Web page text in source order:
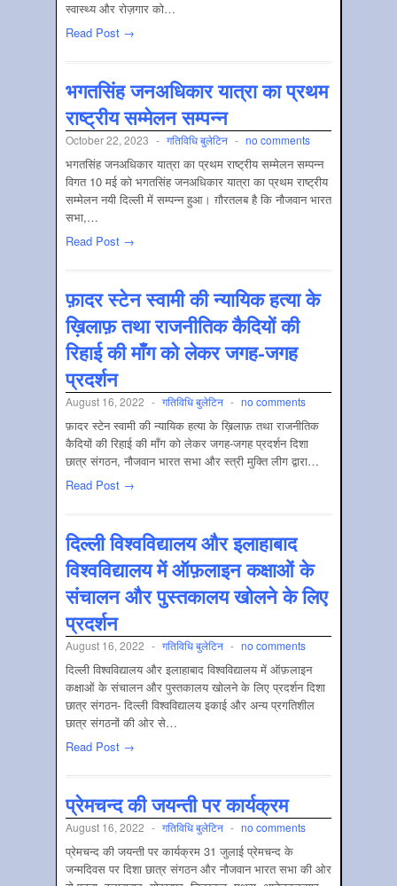
स्वास्थ्य और रोज़गार को…
Read Post →
भगतसिंह जनअधिकार यात्रा का प्रथम
राष्ट्रीय सम्मेलन सम्पन्न
October 22, 2023 - गतिविधि बुलेटिन - no comments
भगतसिंह जनअधिकार यात्रा का प्रथम राष्ट्रीय सम्मेलन सम्पन्न
विगत 10 मई को भगतसिंह जनअधिकार यात्रा का प्रथम राष्ट्रीय
सम्मेलन नयी दिल्ली में सम्पन्न हुआ। ग़ौरतलब है कि नौजवान भारत
सभा,…
Read Post →
फ़ादर स्टेन स्वामी की न्यायिक हत्या के
ख़िलाफ़ तथा राजनीतिक कैदियों की
रिहाई की माँग को लेकर जगह-जगह
प्रदर्शन
August 16, 2022 - गतिविधि बुलेटिन - no comments
फ़ादर स्टेन स्वामी की न्यायिक हत्या के ख़िलाफ़ तथा राजनीतिक
कैदियों की रिहाई की माँग को लेकर जगह-जगह प्रदर्शन दिशा
छात्र संगठन, नौजवान भारत सभा और स्त्री मुक्ति लीग द्वारा…
Read Post →
दिल्ली विश्वविद्यालय और इलाहाबाद
विश्वविद्यालय में ऑफ़लाइन कक्षाओं के
संचालन और पुस्तकालय खोलने के लिए
प्रदर्शन
August 16, 2022 - गतिविधि बुलेटिन - no comments
दिल्ली विश्वविद्यालय और इलाहाबाद विश्वविद्यालय में ऑफ़लाइन
कक्षाओं के संचालन और पुस्तकालय खोलने के लिए प्रदर्शन दिशा
छात्र संगठन- दिल्ली विश्वविद्यालय इकाई और अन्य प्रगतिशील
छात्र संगठनों की ओर से…
Read Post →
प्रेमचन्द की जयन्ती पर कार्यक्रम
August 16, 2022 - गतिविधि बुलेटिन - no comments
प्रेमचन्द की जयन्ती पर कार्यक्रम 31 जुलाई प्रेमचन्द के
जन्मदिवस पर दिशा छात्र संगठन और नौजवान भारत सभा की ओर